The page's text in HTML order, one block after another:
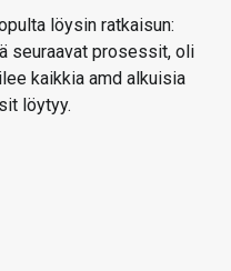
löysin ratkaisun:
seuraavat prosessit, oli
kaikkia amd alkuisia
löytyy.